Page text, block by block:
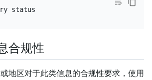
合规性
地区对于此类信息的合规性要求，使用